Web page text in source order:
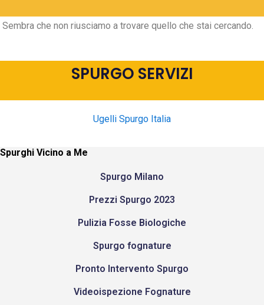
Sembra che non riusciamo a trovare quello che stai cercando.
SPURGO SERVIZI
Ugelli Spurgo Italia
Spurghi Vicino a Me
Spurgo Milano
Prezzi Spurgo 2023
Pulizia Fosse Biologiche
Spurgo fognature
Pronto Intervento Spurgo
Videoispezione Fognature